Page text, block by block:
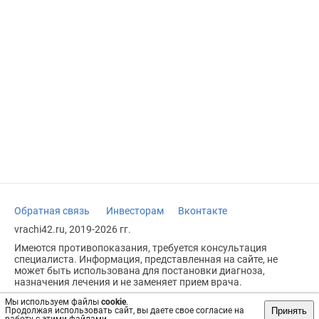
Мы используем файлы cookie.
Продолжая использовать сайт, вы даете свое согласие на
Принять
Обратная связь Инвесторам
Вконтакте
vrachi42.ru, 2019-2026 гг.
Имеются противопоказания, требуется консультация
специалиста. Информация, представленная на сайте, не
может быть использована для постановки диагноза,
назначения лечения и не заменяет прием врача.
Возрастное ограничение: 18+